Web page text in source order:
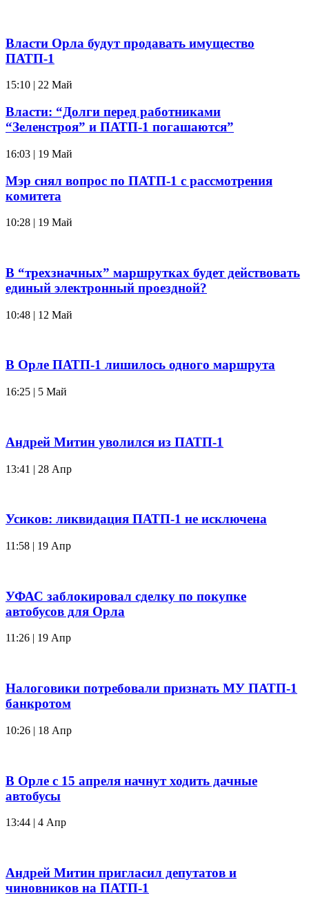
Власти Орла будут продавать имущество
ПАТП-1
15:10 | 22 Май
Власти: “Долги перед работниками
“Зеленстроя” и ПАТП-1 погашаются”
16:03 | 19 Май
Мэр снял вопрос по ПАТП-1 с рассмотрения
комитета
10:28 | 19 Май
В “трехзначных” маршрутках будет действовать
единый электронный проездной?
10:48 | 12 Май
В Орле ПАТП-1 лишилось одного маршрута
16:25 | 5 Май
Андрей Митин уволился из ПАТП-1
13:41 | 28 Апр
Усиков: ликвидация ПАТП-1 не исключена
11:58 | 19 Апр
УФАС заблокировал сделку по покупке
автобусов для Орла
11:26 | 19 Апр
Налоговики потребовали признать МУ ПАТП-1
банкротом
10:26 | 18 Апр
В Орле с 15 апреля начнут ходить дачные
автобусы
13:44 | 4 Апр
Андрей Митин пригласил депутатов и
чиновников на ПАТП-1